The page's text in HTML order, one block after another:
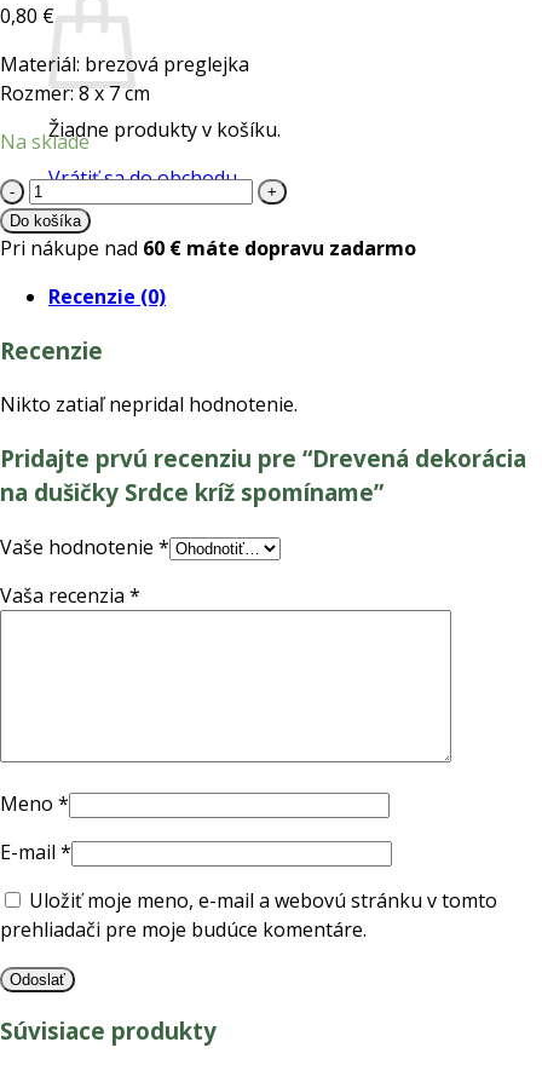
Žiadne produkty v košíku.
Vrátiť sa do obchodu
0,80 €
Materiál: brezová preglejka
Rozmer: 8 x 7 cm
Na sklade
množstvo
Drevená
dekorácia
dušičky
kríž
spomíname
Do košíka
Pri nákupe nad 60 € máte dopravu zadarmo
Recenzie (0)
Recenzie
Nikto zatiaľ nepridal hodnotenie.
Pridajte prvú recenziu pre “Drevená dekorácia
na dušičky Srdce kríž spomíname”
Vaše hodnotenie *
Vaša recenzia *
Meno *
E-mail *
Uložiť moje meno, e-mail a webovú stránku v tomto
prehliadači pre moje budúce komentáre.
Súvisiace produkty